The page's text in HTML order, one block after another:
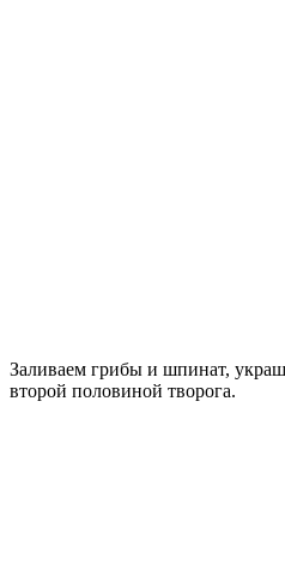
Заливаем грибы и шпинат,
второй половиной творога.